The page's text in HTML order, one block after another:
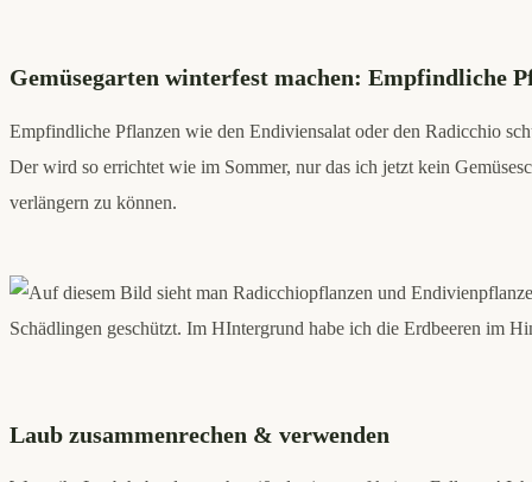
Gemüsegarten winterfest machen: Empfindliche
Empfindliche Pflanzen wie den Endiviensalat oder den Radicchio
Der wird so errichtet wie im Sommer, nur das ich jetzt kein
verlängern zu können.
Laub zusammenrechen & verwenden